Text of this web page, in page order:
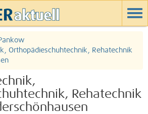
Orthopädieschuhtechnik, Rehatechnik
Rehatechnik